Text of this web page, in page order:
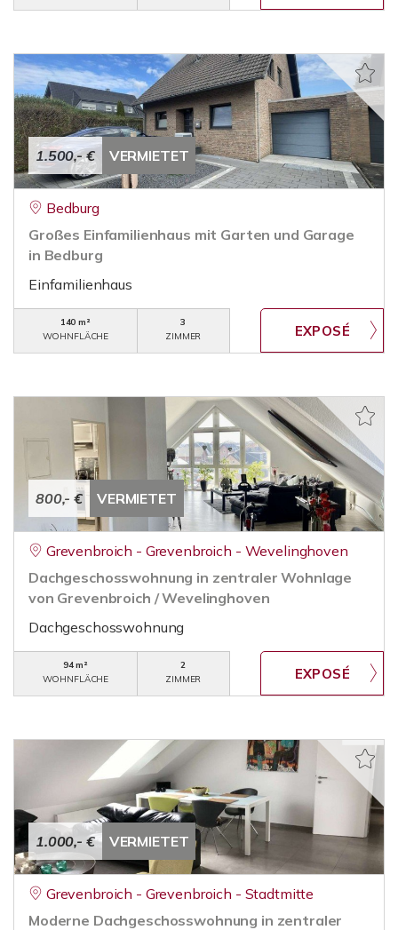
1.500,- € VERMIETET
Bedburg
Großes Einfamilienhaus mit Garten und Garage
in Bedburg
Einfamilienhaus
140 m²
WOHNFLÄCHE
3
ZIMMER
800,- € VERMIETET
Grevenbroich - Grevenbroich - Wevelinghoven
Dachgeschosswohnung in zentraler Wohnlage
von Grevenbroich / Wevelinghoven
Dachgeschosswohnung
94 m²
WOHNFLÄCHE
2
ZIMMER
1.000,- € VERMIETET
Grevenbroich - Grevenbroich - Stadtmitte
Moderne Dachgeschosswohnung in zentraler